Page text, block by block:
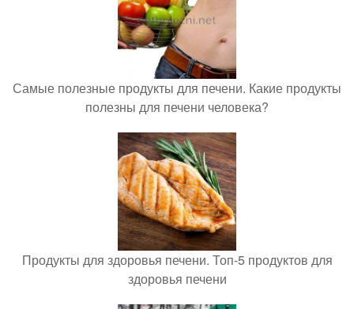
Самые полезные продукты для печени. Какие продукты
полезны для печени человека?
Продукты для здоровья печени. Топ-5 продуктов для
здоровья печени